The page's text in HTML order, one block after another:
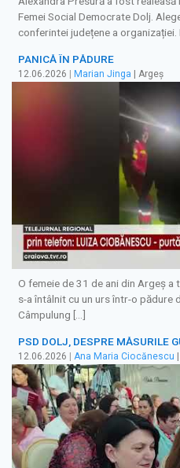
Femei Social Democrate Dolj.
conferintei județene a organizației.
PANICĂ ÎN PĂDURE
12.06.2026 Marian Jinga | Argeș
O femeie de 31 de ani din Argeș
s-a întâlnit cu un urs într-o pădure
Câmpulung […]
PSD DOLJ, DESPRE MĂSURILE
12.06.2026 Ana Maria Ciocănescu